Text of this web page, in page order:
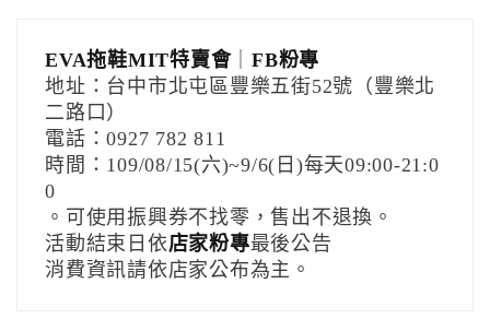
EVA拖鞋MIT特賣會｜ FB粉專
地址：台中市北屯區豐樂五街52號（豐樂北
二路口）
電話：0927 782 811
時間：109/08/15(六)~9/6(日)每天09:00-21:0
0
。可使用振興券不找零，售出不退換。
活動結束日依店家粉專最後公告
消費資訊請依店家公布為主。